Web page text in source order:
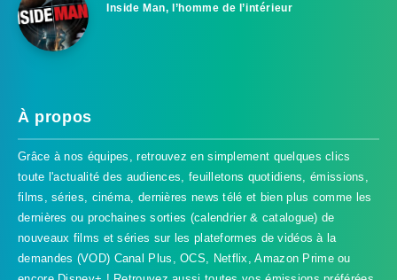
Inside Man, l’homme de l’intérieur
À propos
Grâce à nos équipes, retrouvez en simplement quelques clics
toute l'actualité des audiences, feuilletons quotidiens, émissions,
films, séries, cinéma, dernières news télé et bien plus comme les
dernières ou prochaines sorties (calendrier & catalogue) de
nouveaux films et séries sur les plateformes de vidéos à la
demandes (VOD) Canal Plus, OCS, Netflix, Amazon Prime ou